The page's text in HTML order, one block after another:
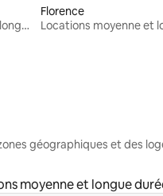
Locations moyenne et longue durée
Florence
géographiques et des
moyenne et longue